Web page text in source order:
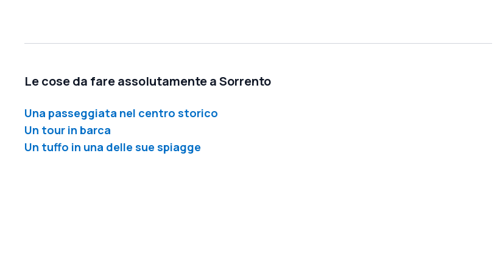
Le cose da fare assolutamente a Sorrento
Una passeggiata nel centro storico
Un tour in barca
Un tuffo in una delle sue spiagge